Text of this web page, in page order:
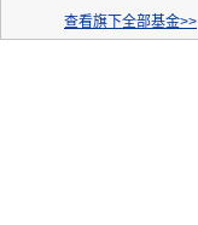
查看旗下全部基金>>